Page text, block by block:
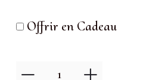
Offrir en Cadeau
quantité